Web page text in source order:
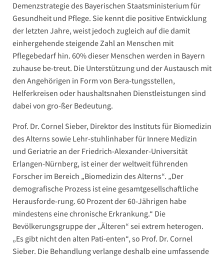
Demenzstrategie des Bayerischen Staatsministerium für
Gesundheit und Pflege. Sie kennt die positive Entwicklung
der letzten Jahre, weist jedoch zugleich auf die damit
einhergehende steigende Zahl an Menschen mit
Pflegebedarf hin. 60% dieser Menschen werden in Bayern
zuhause be-treut. Die Unterstützung und der Austausch mit
den Angehörigen in Form von Bera-tungsstellen,
Helferkreisen oder haushaltsnahen Dienstleistungen sind
dabei von gro-ßer Bedeutung.
Prof. Dr. Cornel Sieber, Direktor des Instituts für Biomedizin
des Alterns sowie Lehr-stuhlinhaber für Innere Medizin
und Geriatrie an der Friedrich-Alexander-Universität
Erlangen-Nürnberg, ist einer der weltweit führenden
Forscher im Bereich „Biomedizin des Alterns“. „Der
demografische Prozess ist eine gesamtgesellschaftliche
Herausforde-rung. 60 Prozent der 60-Jährigen habe
mindestens eine chronische Erkrankung.“ Die
Bevölkerungsgruppe der „Älteren“ sei extrem heterogen.
„Es gibt nicht den alten Pati-enten“, so Prof. Dr. Cornel
Sieber. Die Behandlung verlange deshalb eine umfassende